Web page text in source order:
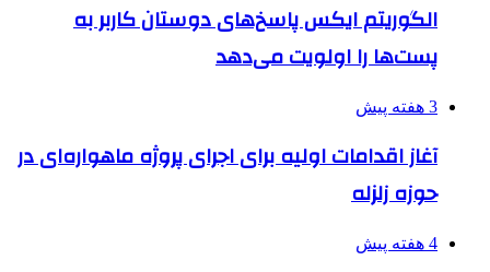
الگوریتم ایکس پاسخ‌های دوستان کاربر به
پست‌ها را اولویت می‌دهد
3 هفته پیش
آغاز اقدامات اولیه برای اجرای پروژه ماهواره‌ای در
حوزه زلزله
4 هفته پیش